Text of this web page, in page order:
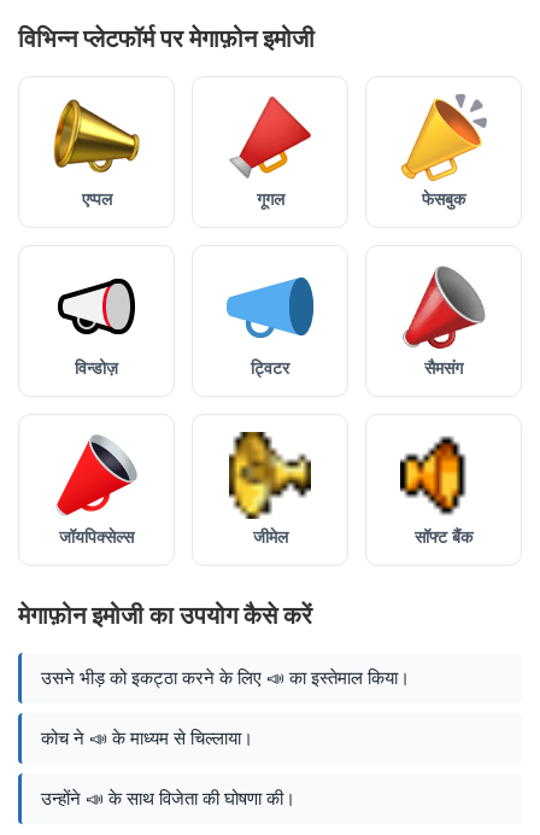
विभिन्न प्लेटफॉर्म पर मेगाफ़ोन इमोजी
एप्पल गूगल फेसबुक
विन्डोज़ ट्विटर सैमसंग
जॉयपिक्सेल्स जीमेल सॉफ्ट बैंक
मेगाफ़ोन इमोजी का उपयोग कैसे करें
उसने भीड़ को इकट्ठा करने के लिए 📣 का इस्तेमाल किया।
कोच ने 📣 के माध्यम से चिल्लाया।
उन्होंने 📣 के साथ विजेता की घोषणा की।